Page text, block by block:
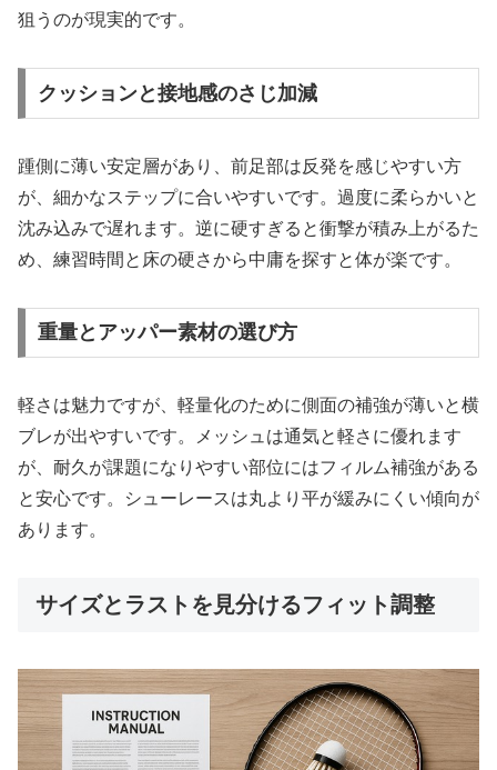
狙うのが現実的です。
クッションと接地感のさじ加減
踵側に薄い安定層があり、前足部は反発を感じやすい方
が、細かなステップに合いやすいです。過度に柔らかいと
沈み込みで遅れます。逆に硬すぎると衝撃が積み上がるた
め、練習時間と床の硬さから中庸を探すと体が楽です。
重量とアッパー素材の選び方
軽さは魅力ですが、軽量化のために側面の補強が薄いと横
ブレが出やすいです。メッシュは通気と軽さに優れます
が、耐久が課題になりやすい部位にはフィルム補強がある
と安心です。シューレースは丸より平が緩みにくい傾向が
あります。
サイズとラストを見分けるフィット調整